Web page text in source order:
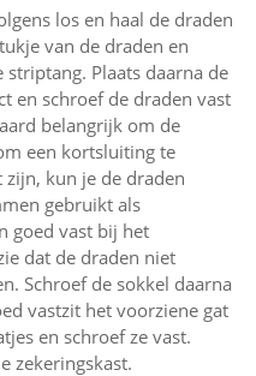
los en haal de draden
van de draden en
Plaats daarna de
en schroef de draden vast
belangrijk om de
een kortsluiting te
kun je de draden
gebruikt als
goed vast bij het
dat de draden niet
Schroef de sokkel daarna
vastzit het voorziene gat
en schroef ze vast.
zekeringskast.